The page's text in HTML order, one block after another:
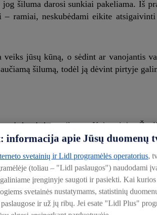
šiluma darosi sunkiai pakeliama. Iš
ramiai, neskubėdami eikite
jūsų kūną, o sėdint ar vanojantis
šilumą, todėl ją dėvint pirtyje
pirties atributas. Kaip teigia
termometras, o ar gerai įkaito akmenys.
atverti ir užverti pirties duris, kad,
praverti duris ar langą ir taip į vidų
akimirksniu pakels jutiminę pirties
informacija apie Jūsų duomenų
svetainių ir Lidl programėlės operatorius,
(toliau – "Lidl paslaugos") naudodami
įrenginyje saugoti ir pasiekti. Kai
svetainės nustatymams, statistinių
ir už jų ribų. Jei esate "Lidl Plus"